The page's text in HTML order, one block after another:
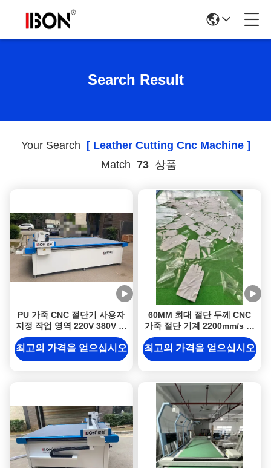
Search Result
Your Search [ Leather Cutting Cnc Machine ]
Match 73상품
PU 가죽 CNC 절단기 사용자
지정 작업 영역 220V 380V 산
업 절단기
최고의 가격을 얻으십시오
60MM 최대 절단 두께 CNC
가죽 절단 기계 2200mm/s 속
도와 ±0.1mm 정확도
최고의 가격을 얻으십시오